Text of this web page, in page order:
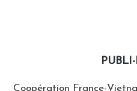
Coopération France-